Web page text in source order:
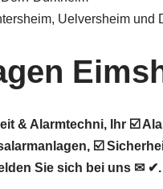
Uelversheim und
& Alarmtechni, Ihr ☑️
☑️
Sie sich bei uns ✉ ✔.